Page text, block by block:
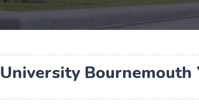
Bournemouth